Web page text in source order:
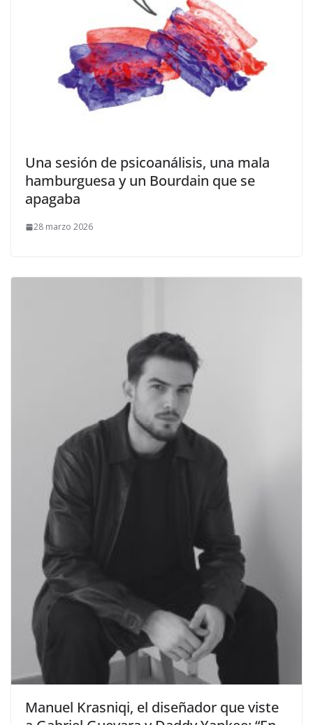
​Una sesión de psicoanálisis, una mala
hamburguesa y un Bourdain que se
apagaba
28 marzo 2026
​Manuel Krasniqi, el diseñador que viste